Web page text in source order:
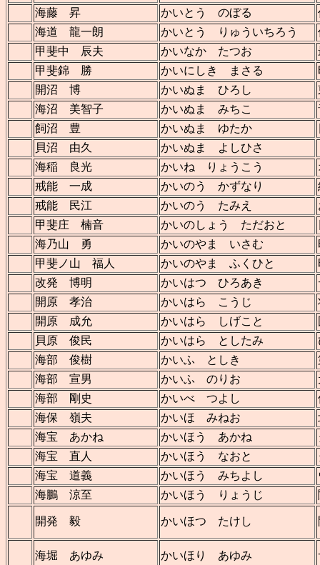
海藤 昇
かいとう のぼる
海道 龍一朗
かいとう りゅういちろう
甲斐中 辰夫
かいなか たつお
甲斐錦 勝
かいにしき まさる
開沼 博
かいぬま ひろし
海沼 美智子
かいぬま みちこ
飼沼 豊
かいぬま ゆたか
貝沼 由久
かいぬま よしひさ
海稲 良光
かいね りょうこう
戒能 一成
かいのう かずなり
戒能 民江
かいのう たみえ
甲斐庄 楠音
かいのしょう ただおと
海乃山 勇
かいのやま いさむ
甲斐ノ山 福人
かいのやま ふくひと
改発 博明
かいはつ ひろあき
開原 孝治
かいはら こうじ
開原 成允
かいはら しげこと
貝原 俊民
かいはら としたみ
海部 俊樹
かいふ としき
海部 宣男
かいふ のりお
海部 剛史
かいべ つよし
海保 嶺夫
かいほ みねお
海宝 あかね
かいほう あかね
海宝 直人
かいほう なおと
海宝 道義
かいほう みちよし
海鵬 涼至
かいほう りょうじ
開発 毅 かいほつ たけし
海堀 あゆみ かいほり あゆみ